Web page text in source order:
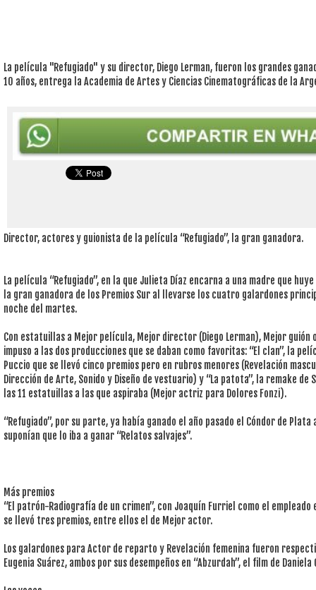
La película "Refugiado" y su director, Diego Lerman, fueron los grandes
10 años, entrega la Academia de Artes y Ciencias Cinematográficas de la
Director, actores y guionista de la película “Refugiado”, la gran ganadora.
La película “Refugiado”, en la que Julieta Díaz encarna a una madre que
la gran ganadora de los Premios Sur al llevarse los cuatro galardones
noche del martes.
Con estatuillas a Mejor película, Mejor director (Diego Lerman), Mejor guión
impuso a las dos producciones que se daban como favoritas: “El clan”, la
Puccio que se llevó cinco premios pero en rubros menores (Revelación
Dirección de Arte, Sonido y Diseño de vestuario) y “La patota”, la remake
las 11 estatuillas a las que aspiraba (Mejor actriz para Dolores Fonzi).
“Refugiado”, por su parte, ya había ganado el año pasado el Cóndor de
suponían que lo iba a ganar “Relatos salvajes”.
Más premios
“El patrón-Radiografía de un crimen”, con Joaquín Furriel como el
se llevó tres premios, entre ellos el de Mejor actor.
Los galardones para Actor de reparto y Revelación femenina fueron
Eugenia Suárez, ambos por sus desempeños en “Abzurdah”, el film de